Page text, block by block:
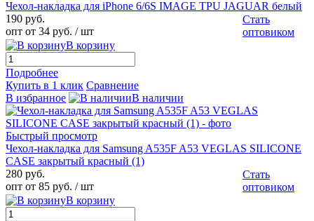
Чехол-накладка для iPhone 6/6S IMAGE TPU JAGUAR белый
190 руб.
опт от 34 руб. / шт
Стать
оптовиком
В корзину
Подробнее
Купить в 1 клик Сравнение
В избранное
В наличии
Быстрый просмотр
Чехол-накладка для Samsung A535F A53 VEGLAS SILICONE
CASE закрытый красный (1)
280 руб.
опт от 85 руб. / шт
Стать
оптовиком
В корзину